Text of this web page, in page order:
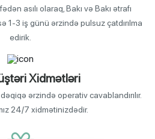
asılı olaraq, Bakı və Bakı ətrafı
1-3 iş günü ərzində pulsuz çatdırılma
edirik.
Xidmətləri
ərzində operativ cavablandırılır.
24/7 xidmətinizdədir.